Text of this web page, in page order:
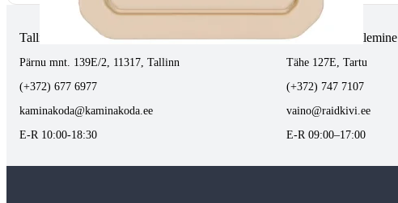
Tallinnas kaminasalong
Pärnu mnt. 139E/2, 11317, Tallinn
(+372) 677 6977
kaminakoda@kaminakoda.ee
E-R 10:00-18:30
Tartus kivi töötlemine
Tähe 127E, Tartu
(+372) 747 7107
vaino@raidkivi.ee
E-R 09:00–17:00